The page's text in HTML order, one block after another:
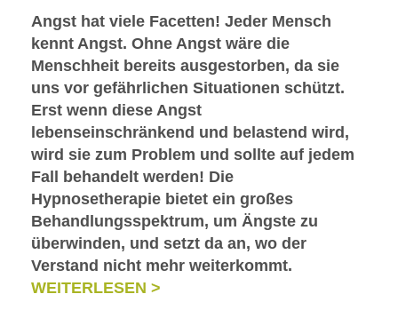
Angst hat viele Facetten! Jeder Mensch
kennt Angst. Ohne Angst wäre die
Menschheit bereits ausgestorben, da sie
uns vor gefährlichen Situationen schützt.
Erst wenn diese Angst
lebenseinschränkend und belastend wird,
wird sie zum Problem und sollte auf jedem
Fall behandelt werden! Die
Hypnosetherapie bietet ein großes
Behandlungsspektrum, um Ängste zu
überwinden, und setzt da an, wo der
Verstand nicht mehr weiterkommt.
WEITERLESEN >